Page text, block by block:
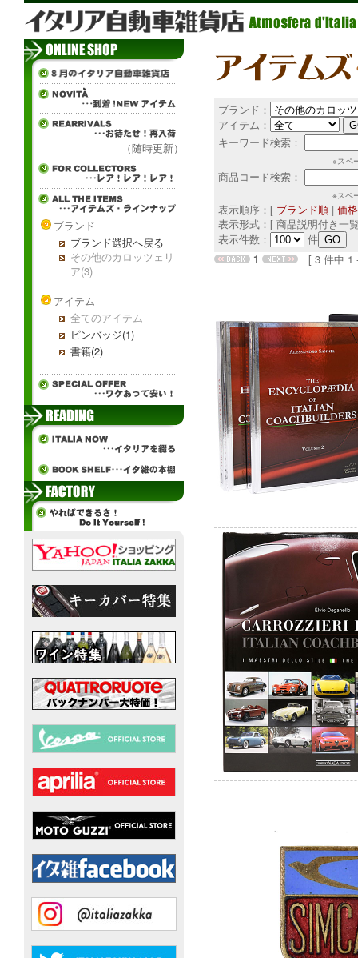
（随時更新）
ブランド
ブランド選択へ戻る
その他のカロッツェリ
ア(3)
アイテム
全てのアイテム
ピンバッジ(1)
書籍(2)
ブランド：
アイテム：
キーワード検索：
※スペ
商品コード検索：
※スペ
表示順序：[ ブランド順| 価
表示形式：[ 商品説明付き一
表示件数：
件
1
[ 3 件中 1